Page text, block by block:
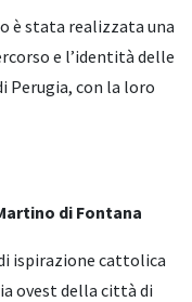
è stata realizzata una
e l’identità delle
Perugia, con la loro
di Fontana
ispirazione cattolica
ovest della città di